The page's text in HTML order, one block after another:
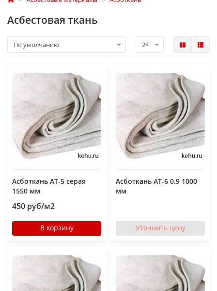
Асбестовая ткань
Асботкань АТ-5 серая
1550 мм
450 руб/м2
В корзину
Асботкань АТ-6 0.9 1000
мм
Уточнить цену